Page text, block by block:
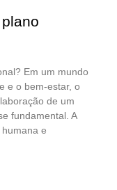
Em um mundo
e o bem-estar, o
de um
fundamental. A
e